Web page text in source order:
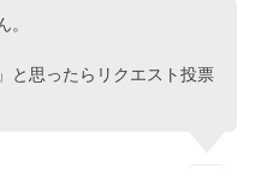
と思ったらリクエスト投票